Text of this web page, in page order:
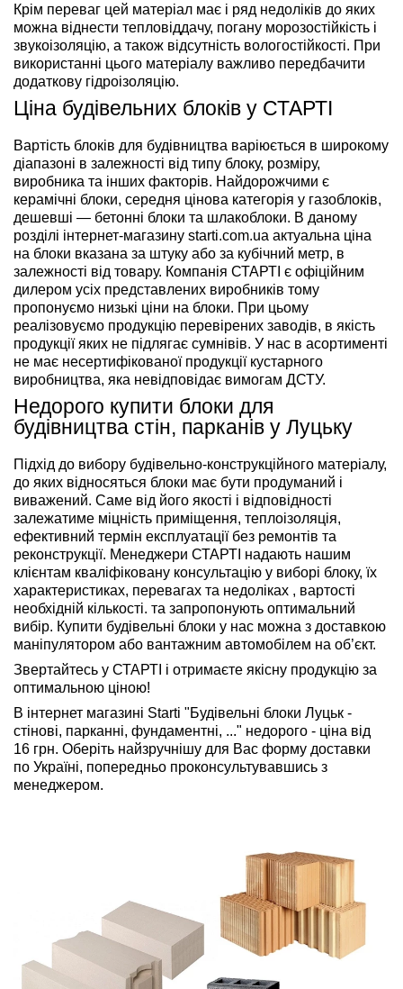
Крім переваг цей матеріал має і ряд недоліків до яких
можна віднести тепловіддачу, погану морозостійкість і
звукоізоляцію, а також відсутність вологостійкості. При
використанні цього матеріалу важливо передбачити
додаткову гідроізоляцію.
Ціна будівельних блоків у СТАРТІ
Вартість блоків для будівництва варіюється в широкому
діапазоні в залежності від типу блоку, розміру,
виробника та інших факторів. Найдорожчими є
керамічні блоки, середня цінова категорія у газоблоків,
дешевші — бетонні блоки та шлакоблоки. В даному
розділі інтернет-магазину starti.com.ua актуальна ціна
на блоки вказана за штуку або за кубічний метр, в
залежності від товару. Компанія СТАРТІ є офіційним
дилером усіх представлених виробників тому
пропонуємо низькі ціни на блоки. При цьому
реалізовуємо продукцію перевірених заводів, в якість
продукції яких не підлягає сумнівів. У нас в асортименті
не має несертифікованої продукції кустарного
виробництва, яка невідповідає вимогам ДСТУ.
Недорого купити блоки для
будівництва стін, парканів у Луцьку
Підхід до вибору будівельно-конструкційного матеріалу,
до яких відносяться блоки має бути продуманий і
виважений. Саме від його якості і відповідності
залежатиме міцність приміщення, теплоізоляція,
ефективний термін експлуатації без ремонтів та
реконструкції. Менеджери СТАРТІ надають нашим
клієнтам кваліфіковану консультацію у виборі блоку, їх
характеристиках, перевагах та недоліках , вартості
необхідній кількості. та запропонують оптимальний
вибір. Купити будівельні блоки у нас можна з доставкою
маніпулятором або вантажним автомобілем на об’єкт.
Звертайтесь у СТАРТІ і отримаєте якісну продукцію за
оптимальною ціною!
В інтернет магазині Starti "Будівельні блоки Луцьк -
стінові, парканні, фундаментні, ..." недорого - ціна від
16 грн. Оберіть найзручнішу для Вас форму доставки
по Україні, попередньо проконсультувавшись з
менеджером.